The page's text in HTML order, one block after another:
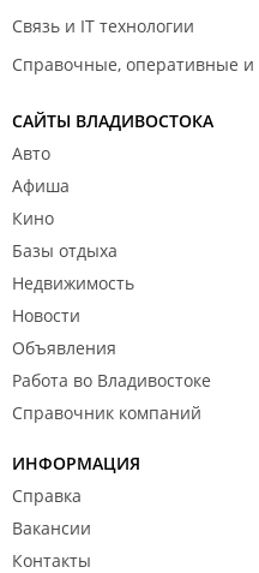
Связь и IT технологии
Справочные, оперативные и
САЙТЫ ВЛАДИВОСТОКА
Авто
Афиша
Кино
Базы отдыха
Недвижимость
Новости
Объявления
Работа во Владивостоке
Справочник компаний
ИНФОРМАЦИЯ
Справка
Вакансии
Контакты